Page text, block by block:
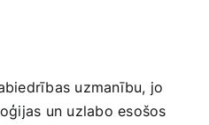
uzmanību, jo
un uzlabo esošos